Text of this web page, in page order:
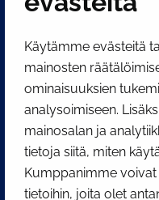
Käytämme evästeitä
mainosten
ominaisuuksien
analysoimiseen.
mainosalan ja
tietoja siitä, miten
Kumppanimme
tietoihin, joita olet
Facebook